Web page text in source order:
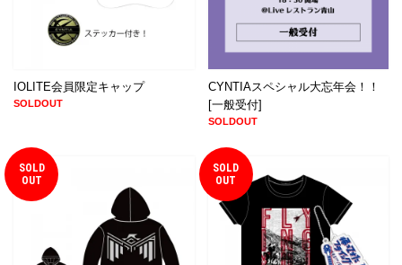
IOLITE会員限定キャップ
SOLDOUT
CYNTIAスペシャル大忘年会！！
[一般受付]
SOLDOUT
SOLD
OUT
SOLD
OUT